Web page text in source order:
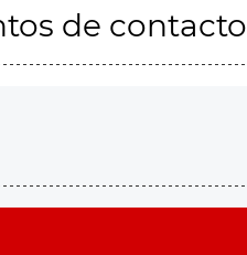
de contacto